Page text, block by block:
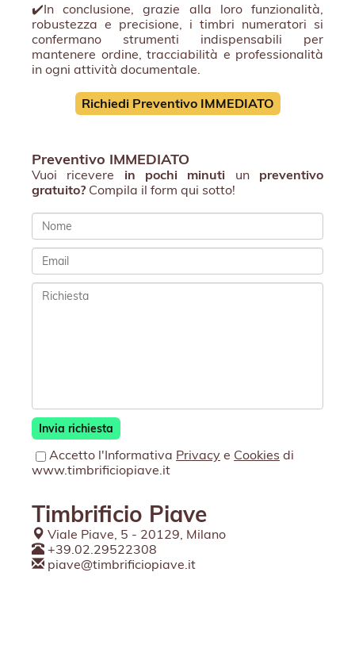
✔️In conclusione, grazie alla loro funzionalità,
robustezza e precisione, i timbri numeratori si
confermano strumenti indispensabili per
mantenere ordine, tracciabilità e professionalità
in ogni attività documentale.
Richiedi Preventivo IMMEDIATO
Preventivo IMMEDIATO
Vuoi ricevere in pochi minuti un preventivo
gratuito?Compila il form qui sotto!
Accetto l'Informativa Privacy e Cookies di
www.timbrificiopiave.it
Timbrificio Piave
Viale Piave, 5 - 20129, Milano
+39.02.29522308
piave@timbrificiopiave.it